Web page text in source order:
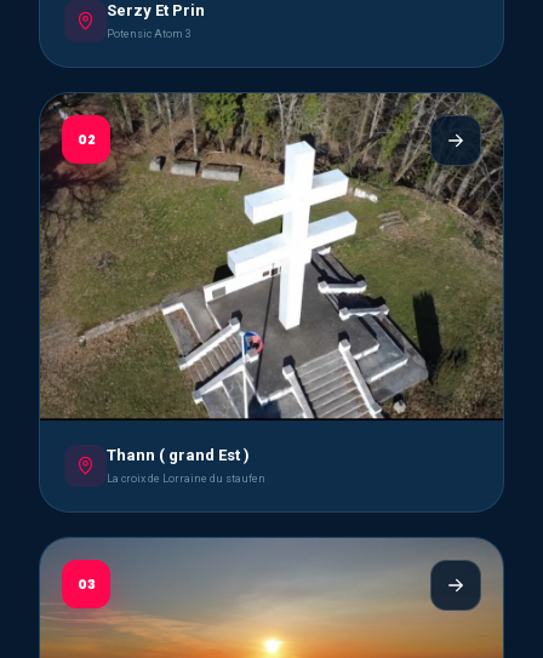
Serzy Et Prin
Potensic Atom 3
02
Thann ( grand Est )
La croix de Lorraine du staufen
03